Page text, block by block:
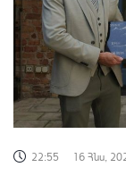
22:55 16 Հնս,